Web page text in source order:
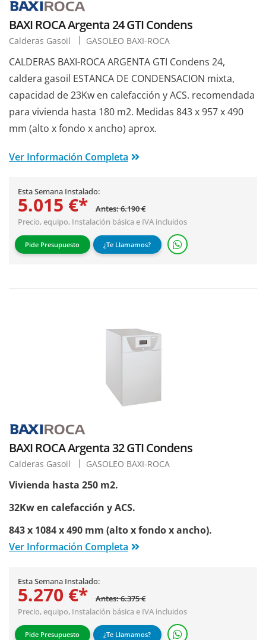
BAXI ROCA Argenta 24 GTI Condens
Calderas Gasoil GASOLEO BAXI-ROCA
CALDERAS BAXI-ROCA ARGENTA GTI Condens 24,
caldera gasoil ESTANCA DE CONDENSACION mixta,
capacidad de 23Kw en calefacción y ACS. recomendada
para vivienda hasta 180 m2. Medidas 843 x 957 x 490
mm (alto x fondo x ancho) aprox.
Ver Información Completa
Esta Semana Instalado:
5.015 €*
Antes: 6.190 €
Precio, equipo, Instalación básicae IVA incluidos
Pide Presupuesto ¿Te Llamamos?
BAXI ROCA Argenta 32 GTI Condens
Calderas Gasoil GASOLEO BAXI-ROCA
Vivienda hasta 250 m2.
32Kw en calefacción y ACS.
843 x 1084 x 490 mm (alto x fondo x ancho).
Ver Información Completa
Esta Semana Instalado:
5.270 €*
Antes: 6.375 €
Precio, equipo, Instalación básicae IVA incluidos
Pide Presupuesto ¿Te Llamamos?